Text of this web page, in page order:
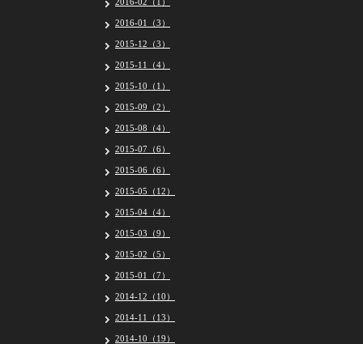
2016-01（3）
2015-12（3）
2015-11（4）
2015-10（1）
2015-09（2）
2015-08（4）
2015-07（6）
2015-06（6）
2015-05（12）
2015-04（4）
2015-03（9）
2015-02（5）
2015-01（7）
2014-12（10）
2014-11（13）
2014-10（19）